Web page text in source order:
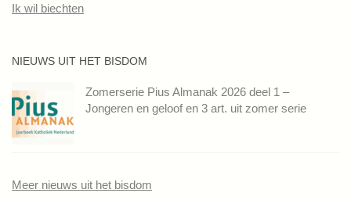
Ik wil biechten
NIEUWS UIT HET BISDOM
Zomerserie Pius Almanak 2026 deel 1 –
Jongeren en geloof en 3 art. uit zomer serie
Meer nieuws uit het bisdom